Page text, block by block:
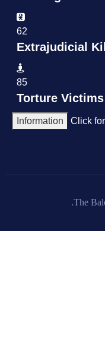
62
Extrajudicial
85
Torture Victims
Click
Information